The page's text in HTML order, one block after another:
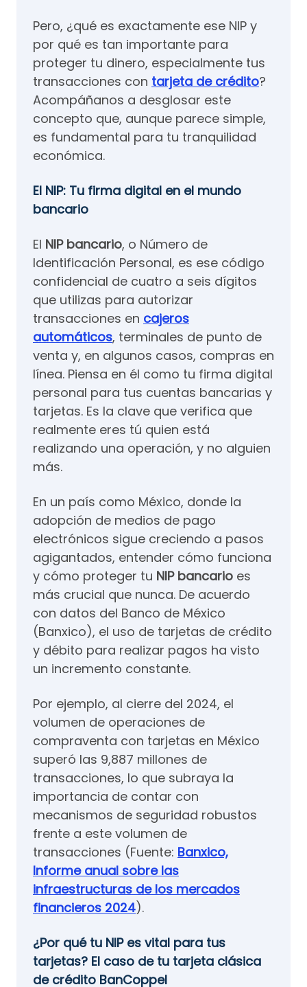
Pero, ¿qué es exactamente ese NIP y
por qué es tan importante para
proteger tu dinero, especialmente tus
transacciones con tarjeta de crédito?
Acompáñanos a desglosar este
concepto que, aunque parece simple,
es fundamental para tu tranquilidad
económica.
El NIP: Tu firma digital en el mundo
bancario
El NIP bancario, o Número de
Identificación Personal, es ese código
confidencial de cuatro a seis dígitos
que utilizas para autorizar
transacciones en cajeros
automáticos, terminales de punto de
venta y, en algunos casos, compras en
línea. Piensa en él como tu firma digital
personal para tus cuentas bancarias y
tarjetas. Es la clave que verifica que
realmente eres tú quien está
realizando una operación, y no alguien
más.
En un país como México, donde la
adopción de medios de pago
electrónicos sigue creciendo a pasos
agigantados, entender cómo funciona
y cómo proteger tu NIP bancario es
más crucial que nunca. De acuerdo
con datos del Banco de México
(Banxico), el uso de tarjetas de crédito
y débito para realizar pagos ha visto
un incremento constante.
Por ejemplo, al cierre del 2024, el
volumen de operaciones de
compraventa con tarjetas en México
superó las 9,887 millones de
transacciones, lo que subraya la
importancia de contar con
mecanismos de seguridad robustos
frente a este volumen de
transacciones (Fuente: Banxico,
Informe anual sobre las
infraestructuras de los mercados
financieros 2024).
¿Por qué tu NIP es vital para tus
tarjetas? El caso de tu tarjeta clásica
de crédito BanCoppel